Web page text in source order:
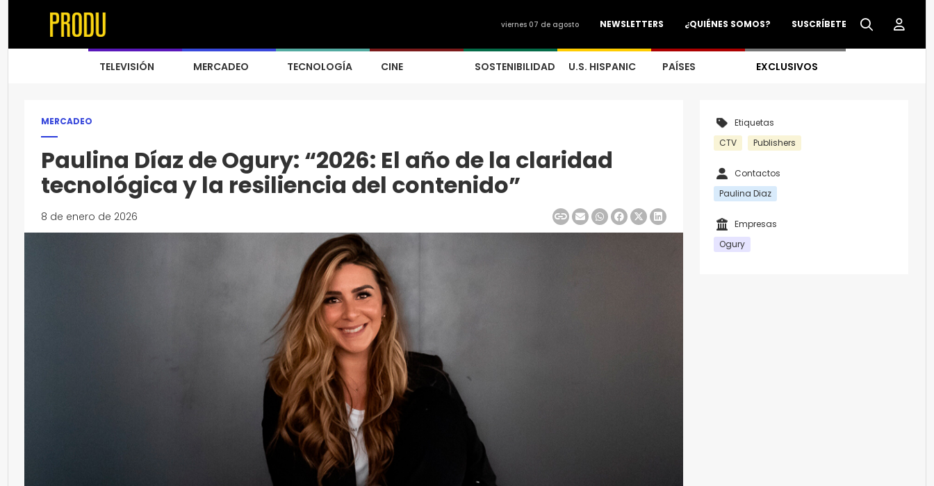
SUSCRÍBETE
¿QUIÉNES SOMOS?
NEWSLETTERS
viernes 07 de agosto
TELEVISIÓN MERCADEO TECNOLOGÍA CINE SOSTENIBILIDAD U.S. HISPANIC PAÍSES EXCLUSIVOS
MERCADEO
Paulina Díaz de Ogury: “2026: El año de la claridad
tecnológica y la resiliencia del contenido”
8 de enero de 2026
Etiquetas
CTV
Publishers
Contactos
Paulina Diaz
Empresas
Ogury